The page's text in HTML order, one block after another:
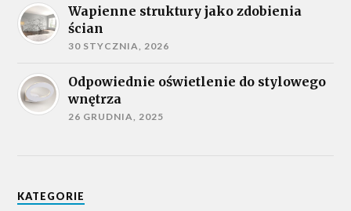
Wapienne struktury jako zdobienia
ścian
30 STYCZNIA, 2026
Odpowiednie oświetlenie do stylowego
wnętrza
26 GRUDNIA, 2025
KATEGORIE